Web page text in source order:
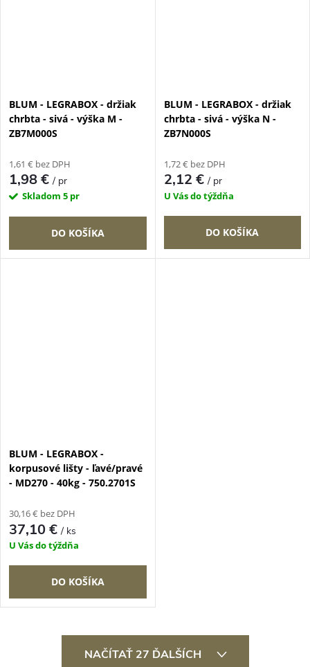
BLUM - LEGRABOX - držiak
chrbta - sivá - výška M -
ZB7M000S
1,61 € bez DPH
1,98 €/ pr
Skladom 5 pr
DO KOŠÍKA
BLUM - LEGRABOX - držiak
chrbta - sivá - výška N -
ZB7N000S
1,72 € bez DPH
2,12 €/ pr
U Vás do týždňa
DO KOŠÍKA
BLUM - LEGRABOX -
korpusové lišty - ľavé/pravé
- MD270 - 40kg - 750.2701S
30,16 € bez DPH
37,10 €/ ks
U Vás do týždňa
DO KOŠÍKA
NAČÍTAŤ 27 ĎALŠÍCH